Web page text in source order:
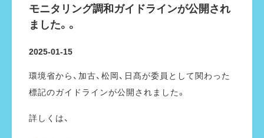
モニタリング調和ガイドラインが公開され
ました。。
2025-01-15
環境省から、加古、松岡、日髙が委員として関わった
標記のガイドラインが公開されました。
詳しくは、